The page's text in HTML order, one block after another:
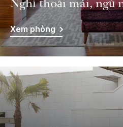
Nghỉ thoải mái, ngủ
Xem phòng